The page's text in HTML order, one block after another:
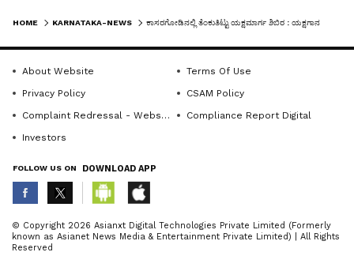
ಮೌಲ್ಯಗಳು ಜಾಗೃತವಾಗುತ್ತವೆ. ತಂದೆ ತಾಯಿ,
ಗುರುಹಿರಿಯರಿಗೆ ಗೌರವ ಕೊಡುವುದಲ್ಲದೆ, ಸಮಾಜದ ಒಬ್ಬ
ನಾಗರಿಕನಾಗಿಯೂ ರೂಪುಗೊಳ್ಳುತ್ತಾರೆ. ಭವಿಷ್ಯದಲ್ಲಿ ಉತ್ತಮ
ಕಲಾವಿದನಾಗದಿದ್ದರೂ, ಒಬ್ಬ ಉತ್ತಮ ಯಕ್ಷಗಾನ
ಪ್ರೇಕ್ಷಕನಾಗುವುದರಲ್ಲಿ ಸಂಶಯವೇ ಇಲ್ಲ. ಈ ನಿಟ್ಟಿನಲ್ಲಿ
ಯಕ್ಷಗಾನ ಅಕಾಡೆಮಿ ಇಂತಹ ಶಿಬಿರಗಳನ್ನು
ಆಯೋಜಿಸುತ್ತಿದ್ದು, ಇದು ಈ ಸರಣಿಯಲ್ಲಿ ಎರಡನೇಯದ್ದಾಗಿದೆ
ಎಂದು ಅವರು ತಿಳಿಸಿದರು.
ಕಾರ್ಯಕ್ರಮವನ್ನು ಉದ್ಘಾಟಿಸಿದ ಬ್ರಹ್ಮಶ್ರೀ ಉಳಿಯತ್ತಾಯ
ABOUT THE AUTHOR
K KannadaprabhaNewsNetwork
HOME KARNATAKA-NEWS
About Website
Terms Of Use
Privacy Policy
CSAM Policy
Complaint Redressal - Website
Compliance Report Digital
Investors
FOLLOW US ON DOWNLOAD APP
© Copyright 2026 Asianxt Digital Technologies Private Limited (Formerly
known as Asianet News Media & Entertainment Private Limited) | All Rights
Reserved